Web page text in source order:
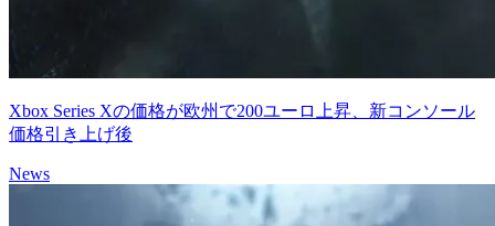
Xbox Series Xの価格が欧州で200ユーロ上昇、新コンソール
価格引き上げ後
News